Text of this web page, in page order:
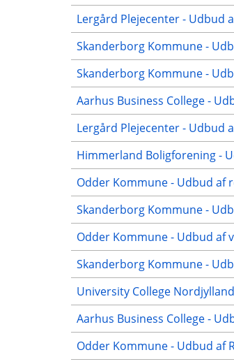
Lergård Plejecenter - Udbud
Skanderborg Kommune -
Skanderborg Kommune -
Aarhus Business College -
Lergård Plejecenter - Udbud
Himmerland Boligforening -
Odder Kommune - Udbud af
Skanderborg Kommune -
Odder Kommune - Udbud af
Skanderborg Kommune -
University College
Aarhus Business College -
Odder Kommune - Udbud af